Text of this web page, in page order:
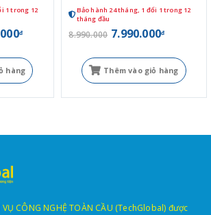
1 trong 12
đ
hàng
Bảo hành 24 tháng, 1 đổi 1 trong 12
tháng đầu
8.990.000 7.990.000đ
Thêm vào giỏ hàng
VỤ CÔNG NGHỆ TOÀN CẦU (TechGlobal) được